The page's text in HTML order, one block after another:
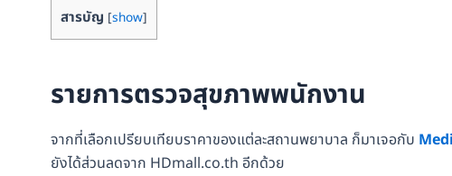
สารบัญ [show]
รายการตรวจสุขภาพพนักงาน
จากที่เลือกเปรียบเทียบราคาของแต่ละสถานพยาบาล ก็มาเจอกับ
ยังได้ส่วนลดจาก HDmall.co.th อีกด้วย